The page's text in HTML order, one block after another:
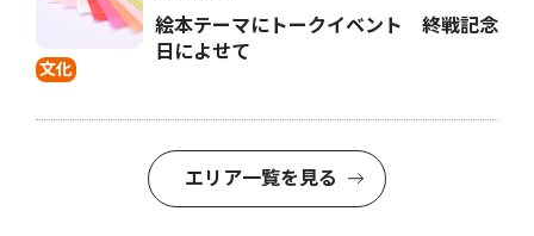
文化
絵本テーマにトークイベント 終戦記念
日によせて
エリア一覧を見る